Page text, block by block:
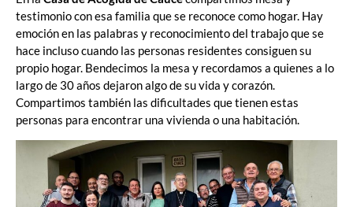
testimonio con esa familia que se reconoce como hogar. Hay
emoción en las palabras y reconocimiento del trabajo que se
hace incluso cuando las personas residentes consiguen su
propio hogar. Bendecimos la mesa y recordamos a quienes a lo
largo de 30 años dejaron algo de su vida y corazón.
Compartimos también las dificultades que tienen estas
personas para encontrar una vivienda o una habitación.